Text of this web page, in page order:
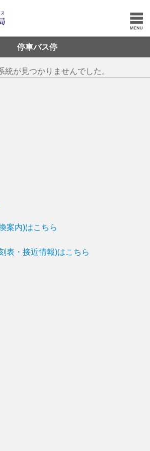
停車バス停
統が見つかりませんでした。
案内)はこちら
表・接近情報)はこちら